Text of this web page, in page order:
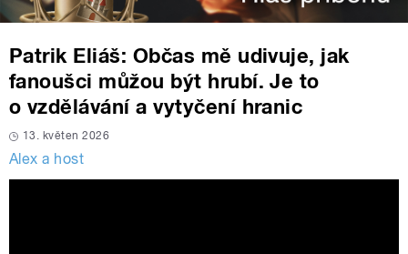
Patrik Eliáš: Občas mě udivuje, jak
fanoušci můžou být hrubí. Je to
o vzdělávání a vytyčení hranic
13. květen 2026
Alex a host